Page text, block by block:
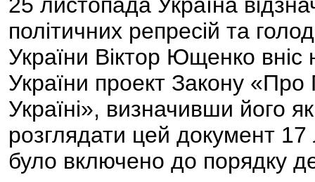
політичних репресій та
України Віктор Ющенко
України проект Закону
Україні», визначивши його
розглядати цей документ
було включено до порядку